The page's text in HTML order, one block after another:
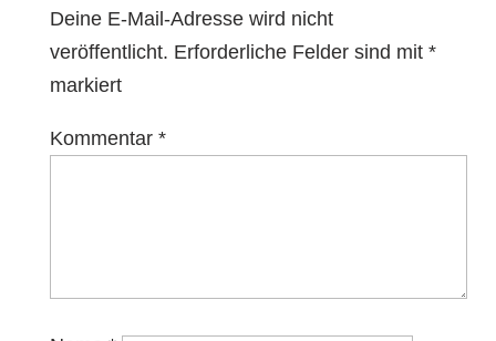
Deine E-Mail-Adresse wird nicht
veröffentlicht. Erforderliche Felder sind mit *
markiert
Kommentar *